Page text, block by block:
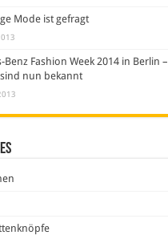
Mode ist gefragt
Benz Fashion Week 2014 in Berlin –
nun bekannt